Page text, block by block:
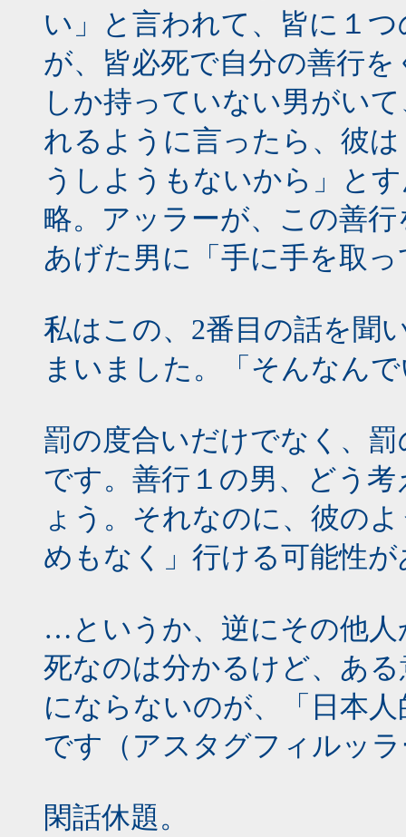
い」と言われて、皆に１
が、皆必死で自分の善行
しか持っていない男がい
れるように言ったら、彼
うしようもないから」と
略。アッラーが、この善
あげた男に「手に手を取
私はこの、2番目の話を聞
まいました。「そんなん
罰の度合いだけでなく、
です。善行１の男、どう
ょう。それなのに、彼の
めもなく」行ける可能性
…というか、逆にその他
死なのは分かるけど、あ
にならないのが、「日本
です（アスタグフィルッ
閑話休題。